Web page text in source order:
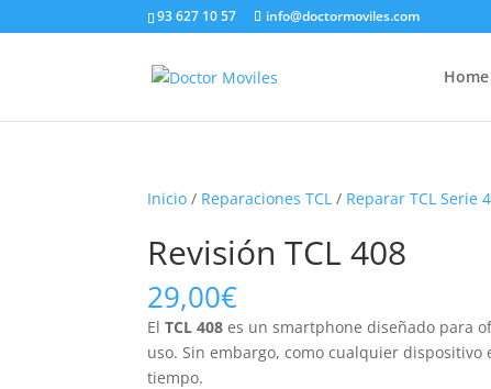
93 627 10 57 info@doctormoviles.com
Home
Inicio / Reparaciones TCL / Reparar TCL Serie
Revisión TCL 408
29,00€
ElTCL 408 es un smartphone diseñado para
uso. Sin embargo, como cualquier
tiempo.